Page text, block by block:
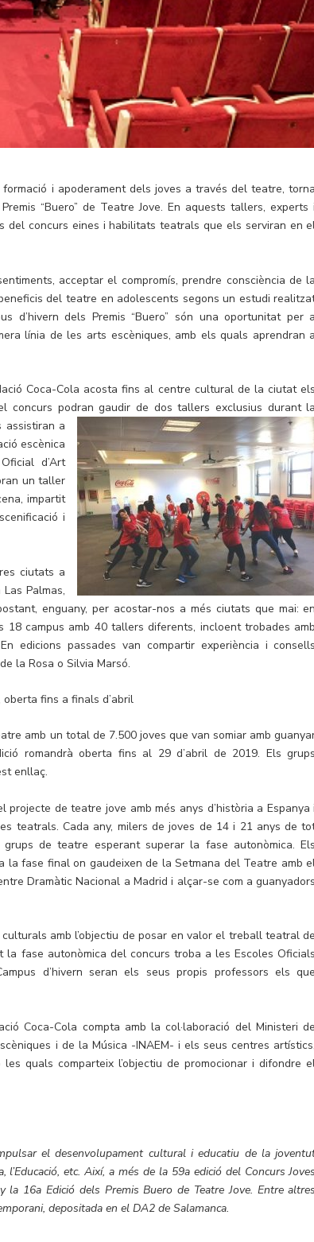
i apoderament dels joves a través del teatre, torna
“Buero” de Teatre Jove. En aquests tallers, experts i
concurs eines i habilitats teatrals que els serviran en
acceptar el compromís, prendre consciència de la
del teatre en adolescents segons un estudi
d’hivern dels Premis “Buero” són una oportunitat per a
línia de les arts escèniques, amb els quals aprendran a
Coca-Cola acosta fins al centre cultural de la ciutat els
concurs podran gaudir de dos tallers exclusius durant la
assistiran a
escènica
d’Art
un taller
impartit
i
ciutats a
Palmas,
enguany, per acostar-nos a més ciutats que mai: en
18 campus amb 40 tallers diferents, incloent trobades amb
edicions passades van compartir experiència i consells
la Rosa o Silvia Marsó.
fins a finals d’abril
amb un total de 7.500 joves que van somiar amb
romandrà oberta fins al 29 d’abril de 2019. Els grups
enllaç.
projecte de teatre jove amb més anys d’història a Espanya i
teatrals. Cada any, milers de joves de 14 i 21 anys de
de teatre esperant superar la fase autonòmica. Els
fase final on gaudeixen de la Setmana del Teatre amb
Dramàtic Nacional a Madrid i alçar-se com a guanyadors
amb l’objectiu de posar en valor el treball teatral de
fase autonòmica del concurs troba a les Escoles Oficials
d’hivern seran els seus propis professors els que
Coca-Cola compta amb la col·laboració del Ministeri de
i de la Música -INAEM- i els seus centres artístics,
quals comparteix l’objectiu de promocionar i difondre
el desenvolupament cultural i educatiu de la
etc. Així, a més de la 59a edició del Concurs Joves
la 16a Edició dels Premis Buero de Teatre Jove. Entre altres
depositada en el DA2 de Salamanca.